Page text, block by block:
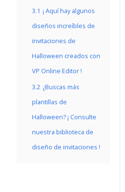
3.1 ¡ Aquí hay algunos
diseños increíbles de
invitaciones de
Halloween creados con
VP Online Editor !
3.2 ¿Buscas más
plantillas de
Halloween? ¡ Consulte
nuestra biblioteca de
diseño de invitaciones !